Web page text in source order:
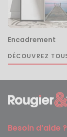
Encadrement
DÉCOUVREZ
Besoin d’aide ?